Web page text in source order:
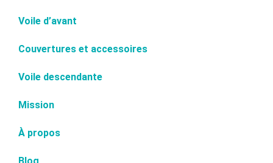
Voile d’avant
Couvertures et accessoires
Voile descendante
Mission
À propos